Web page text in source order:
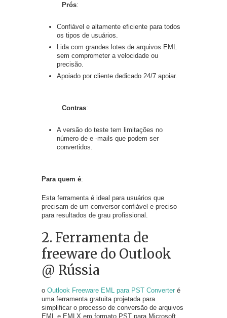
Prós:
Confiável e altamente eficiente para todos
os tipos de usuários.
Lida com grandes lotes de arquivos EML
sem comprometer a velocidade ou
precisão.
Apoiado por cliente dedicado 24/7 apoiar.
Contras:
A versão do teste tem limitações no
número de e -mails que podem ser
convertidos.
Para quem é:
Esta ferramenta é ideal para usuários que
precisam de um conversor confiável e preciso
para resultados de grau profissional.
2. Ferramenta de
freeware do Outlook
@ Rússia
o Outlook Freeware EML para PST Converteré
uma ferramenta gratuita projetada para
simplificar o processo de conversão de arquivos
EML e EMLX em formato PST para Microsoft